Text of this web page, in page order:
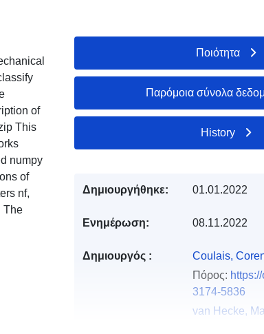
of
This
numpy
of
nf,
The
Ποιότητα
Παρόμοια σύνολα
History
Δημιουργήθηκε: 01.01.2022
Ενημέρωση: 08.11.2022
Δημιουργός :
Coulais,
Πόρος:
3174-5836
van Hecke,